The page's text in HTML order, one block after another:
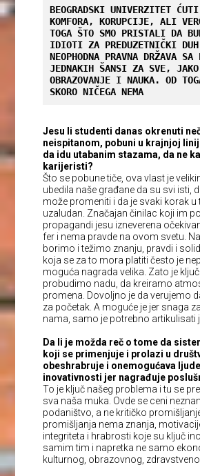
BEOGRADSKI UNIVERZITET ĆUTI
KOMFORA, KORUPCIJE, ALI
TOGA ŠTO SMO PRISTALI DA
IDIOTI ZA PREDUZETNIČKI
NEOPHODNA PRAVNA DRŽAVA SA
JEDNAKIH ŠANSI ZA SVE, JAKO
OBRAZOVANJE I NAUKA. OD
SKORO NIČEGA NEMA
Jesu li studenti danas okrenuti
neispitanom, pobuni u krajnjoj
da idu utabanim stazama, da ne
karijeristi?
Što se pobune tiče, ova vlast je
ubedila naše građane da su svi isti,
može promeniti i da je svaki korak
uzaludan. Značajan činilac koji im
propagandi jesu izneverena
fer i nema pravde na ovom svetu.
borimo i težimo znanju, pravdi i
koja se za to mora platiti često je
moguća nagrada velika. Zato je
probudimo nadu, da kreiramo
promena. Dovoljno je da verujemo
za početak. A moguće je jer snaga
nama, samo je potrebno artikulisati
Da li je možda reč o tome da
koji se primenjuje i prolazi u
obeshrabruje i onemogućava
inovativnosti jer nagrađuje
To je ključ našeg problema i tu se
sva naša muka. Ovde se ceni
podaništvo, a ne kritičko
promišljanja nema znanja,
integriteta i hrabrosti koje su ključ
samim tim i napretka ne samo
kulturnog, obrazovnog,